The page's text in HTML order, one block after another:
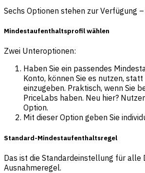
Sechs Optionen stehen zur Verfügung
Mindestaufenthaltsprofil wählen
Zwei Unteroptionen:
Haben Sie ein passendes
Konto, können Sie es nutzen,
einzugeben. Praktisch, wenn Sie
PriceLabs haben. Neu hier?
Option.
Mit dieser Option geben Sie
Standard-Mindestaufenthaltsregel
Das ist die Standardeinstellung für alle
Ausnahmeregel.